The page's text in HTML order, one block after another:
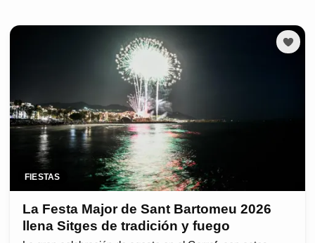
FIESTAS
La Festa Major de Sant Bartomeu 2026
llena Sitges de tradición y fuego